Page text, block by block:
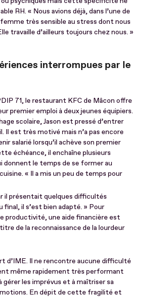
RH. « Nous avions déjà, dans l’une de
très sensible au stress dont nous
travaille d’ailleurs toujours chez nous. »
interrompues par le
71, le restaurant KFC de Mâcon offre
premier emploi à deux jeunes équipiers.
scolaire, Jason est pressé d’entrer
Il est très motivé mais n’a pas encore
salarié lorsqu’il achève son premier
échéance, il enchaîne plusieurs
donnent le temps de se former au
« Il a mis un peu de temps pour
il présentait quelques difficultés
final, il s’est bien adapté. » Pour
productivité, une aide financière est
de la reconnaissance de la lourdeur
d’IME. Il ne rencontre aucune difficulté
même rapidement très performant
gérer les imprévus et à maîtriser sa
En dépit de cette fragilité et